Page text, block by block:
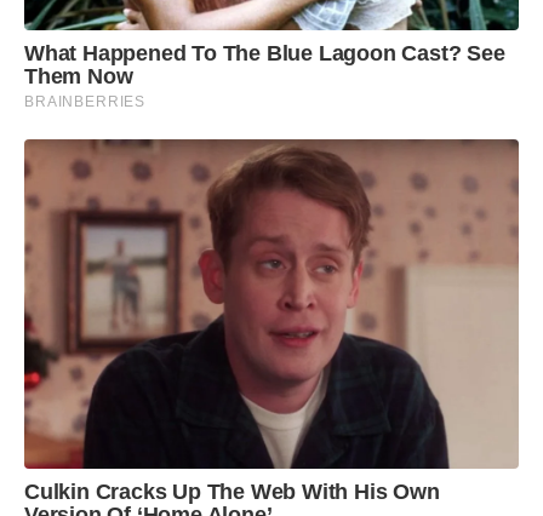
What Happened To The Blue Lagoon Cast? See
Them Now
BRAINBERRIES
Culkin Cracks Up The Web With His Own